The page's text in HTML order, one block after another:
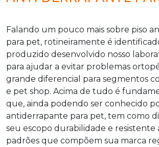
Falando um pouco mais sobre piso
para pet, rotineiramente é
produzido desenvolvido nosso
para ajudar a evitar problemas
grande diferencial para segmentos
e pet shop. Acima de tudo é
que, ainda podendo ser conhecido
antiderrapante para pet, tem como
seu escopo durabilidade e resistente
padrões que compõem sua marca